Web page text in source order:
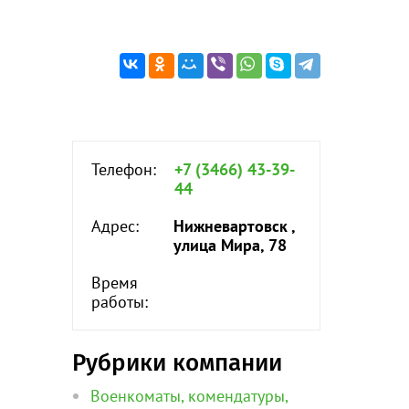
Телефон:
+7 (3466) 43-39-
44
Адрес:
Нижневартовск ,
улица Мира, 78
Время
работы:
Рубрики компании
Военкоматы, комендатуры,